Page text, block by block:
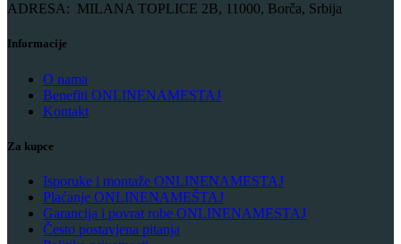
ADRESA: MILANA TOPLICE 2B, 11000, Borča, Srbija
Informacije
O nama
Benefiti ONLINENAMESTAJ
Kontakt
Za kupce
Isporuke i montaže ONLINENAMESTAJ
Plaćanje ONLINENAMEŠTAJ
Garancija i povrat robe ONLINENAMESTAJ
Često postavjena pitanja